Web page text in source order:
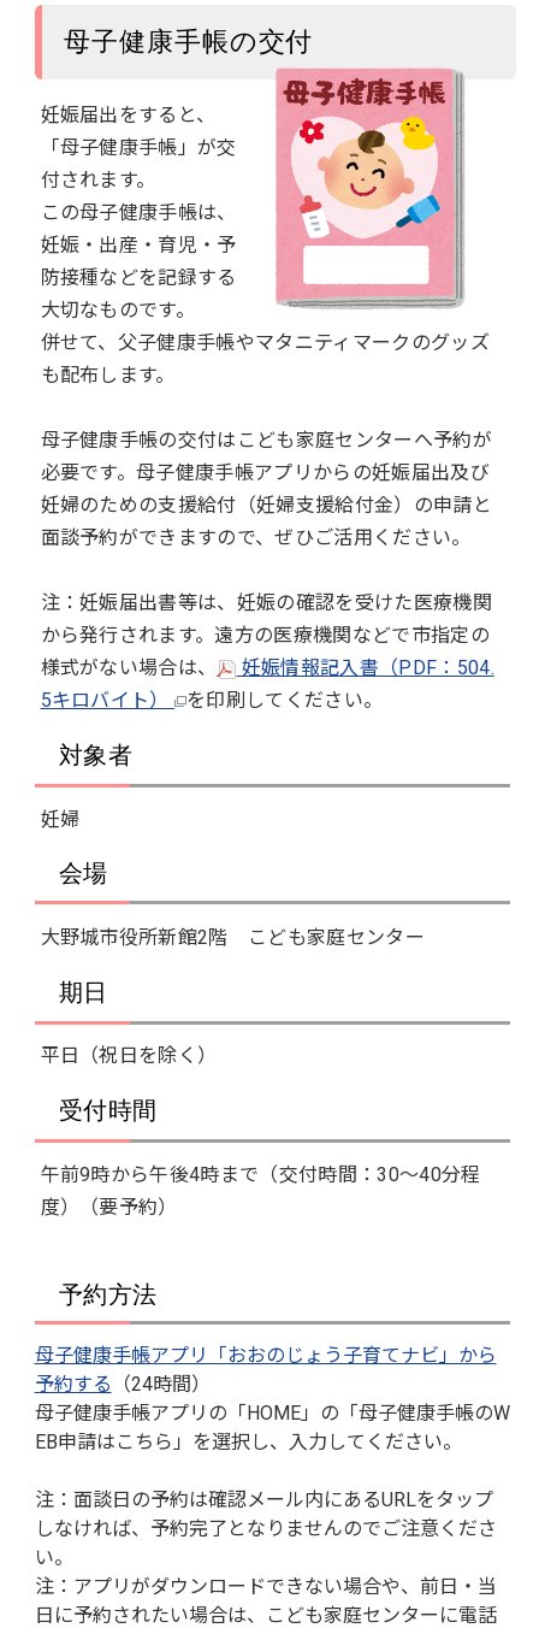
母子健康手帳の交付
妊娠届出をすると、
「母子健康手帳」が交
付されます。
この母子健康手帳は、
妊娠・出産・育児・予
防接種などを記録する
大切なものです。
併せて、父子健康手帳やマタニティマークのグッズ
も配布します。
母子健康手帳の交付はこども家庭センターへ予約が
必要です。母子健康手帳アプリからの妊娠届出及び
妊婦のための支援給付（妊婦支援給付金）の申請と
面談予約ができますので、ぜひご活用ください。
注：妊娠届出書等は、妊娠の確認を受けた医療機関
から発行されます。遠方の医療機関などで市指定の
様式がない場合は、
妊娠情報記入書（PDF：504.
5キロバイト） を印刷してください。
対象者
妊婦
会場
大野城市役所新館2階 こども家庭センター
期日
平日（祝日を除く）
受付時間
午前9時から午後4時まで（交付時間：30～40分程
度）（要予約）
予約方法
母子健康手帳アプリ「おおのじょう子育てナビ」から
予約する （24時間）
母子健康手帳アプリの「HOME」の「母子健康手帳のW
EB申請はこちら」を選択し、入力してください。
注：面談日の予約は確認メール内にあるURLをタップ
しなければ、予約完了となりませんのでご注意くださ
い。
注：アプリがダウンロードできない場合や、前日・当
日に予約されたい場合は、こども家庭センターに電話